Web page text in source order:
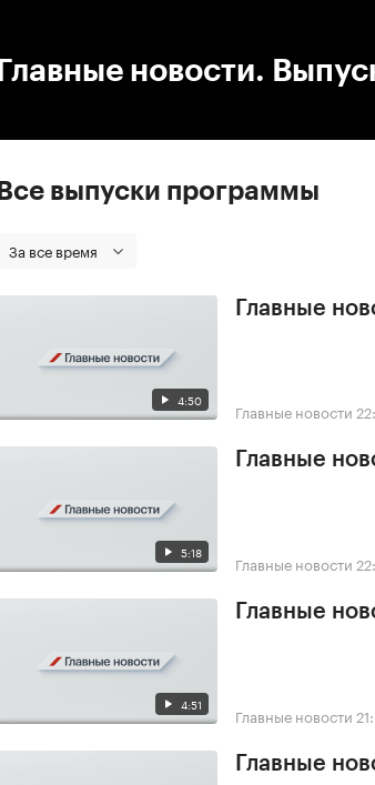
Главные новости.
Все выпуски программы
За все время
4:50
Главные
Главные новости
5:18
Главные
Главные новости
4:51
Главные
Главные новости
Главные